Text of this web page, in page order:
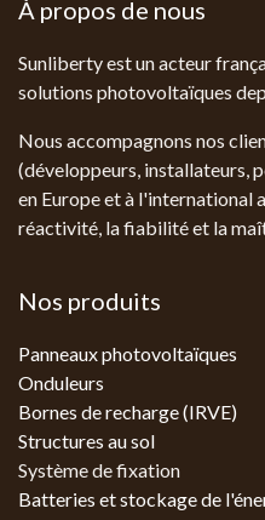
À propos de nous
Sunliberty est un acteur
solutions photovoltaïques
Nous accompagnons nos
(développeurs, installateurs,
en Europe et à l'international
réactivité, la fiabilité et la
Nos produits
Panneaux photovoltaïques
Onduleurs
Bornes de recharge (IRVE)
Structures au sol
Système de fixation
Batteries et stockage de